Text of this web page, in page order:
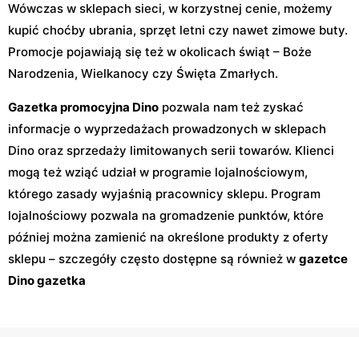
Wówczas w sklepach sieci, w korzystnej cenie, możemy
kupić choćby ubrania, sprzęt letni czy nawet zimowe buty.
Promocje pojawiają się też w okolicach świąt – Boże
Narodzenia, Wielkanocy czy Święta Zmarłych.
Gazetka promocyjna Dino pozwala nam też zyskać
informacje o wyprzedażach prowadzonych w sklepach
Dino oraz sprzedaży limitowanych serii towarów. Klienci
mogą też wziąć udział w programie lojalnościowym,
którego zasady wyjaśnią pracownicy sklepu. Program
lojalnościowy pozwala na gromadzenie punktów, które
później można zamienić na określone produkty z oferty
sklepu – szczegóły często dostępne są również w gazetce
Dino gazetka